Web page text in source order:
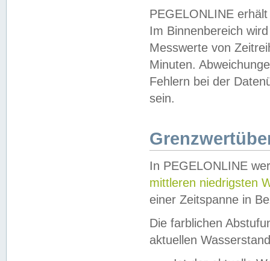
PEGELONLINE
Im Binnenbereich
Messwerte von
Minuten.
Fehlern bei der
sein.
In PEGELONLINE
mittleren niedrigsten
einer Zeitspanne in
Die farblichen
aktuellen